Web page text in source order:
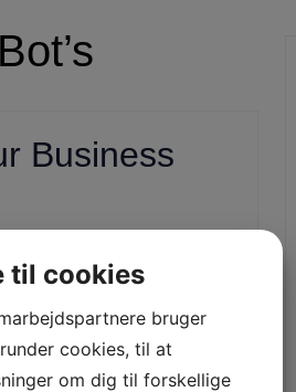
Business
READ COMPLETE POST
til cookies
bruger
cookies, til at
om dig til forskellige